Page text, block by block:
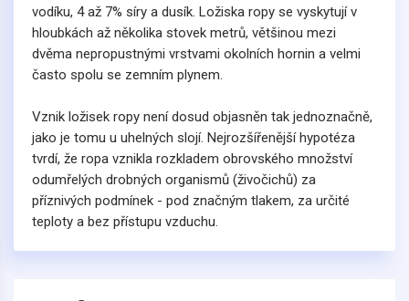
vodíku, 4 až 7% síry a dusík. Ložiska ropy se vyskytují v
hloubkách až několika stovek metrů, většinou mezi
dvěma nepropustnými vrstvami okolních hornin a velmi
často spolu se zemním plynem.
Vznik ložisek ropy není dosud objasněn tak jednoznačně,
jako je tomu u uhelných slojí. Nejrozšířenější hypotéza
tvrdí, že ropa vznikla rozkladem obrovského množství
odumřelých drobných organismů (živočichů) za
příznivých podmínek - pod značným tlakem, za určité
teploty a bez přístupu vzduchu.